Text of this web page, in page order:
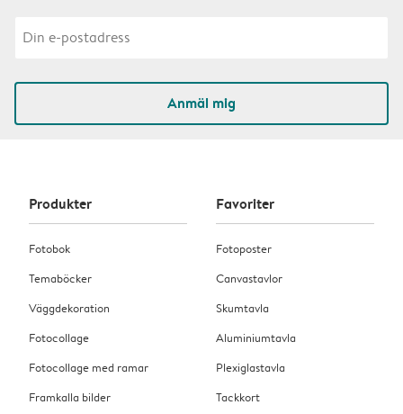
Anmäl mig
Produkter
Fotobok
Temaböcker
Väggdekoration
Fotocollage
Fotocollage med ramar
Framkalla bilder
Favoriter
Fotoposter
Canvastavlor
Skumtavla
Aluminiumtavla
Plexiglastavla
Tackkort